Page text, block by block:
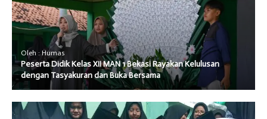
Oleh : Humas
Peserta Didik Kelas XII MAN 1 Bekasi Rayakan Kelulusan
dengan Tasyakuran dan Buka Bersama